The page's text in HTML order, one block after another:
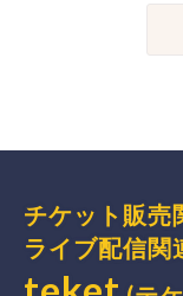
チケット販売
ライブ配信関